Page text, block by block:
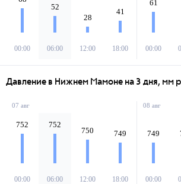
00:00
52
06:00
28
12:00
41
18:00
61
00:00
Давление в Нижнем Мамоне на 3 дня, мм
07 авг
752
00:00
752
06:00
750
12:00
749
18:00
08 авг
749
00:00